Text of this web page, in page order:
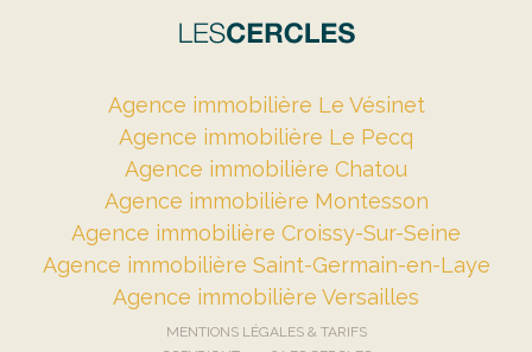
Agence immobilière Le Vésinet
Agence immobilière Le Pecq
Agence immobilière Chatou
Agence immobilière Montesson
Agence immobilière Croissy-Sur-Seine
Agence immobilière Saint-Germain-en-Laye
Agence immobilière Versailles
MENTIONS LÉGALES & TARIFS